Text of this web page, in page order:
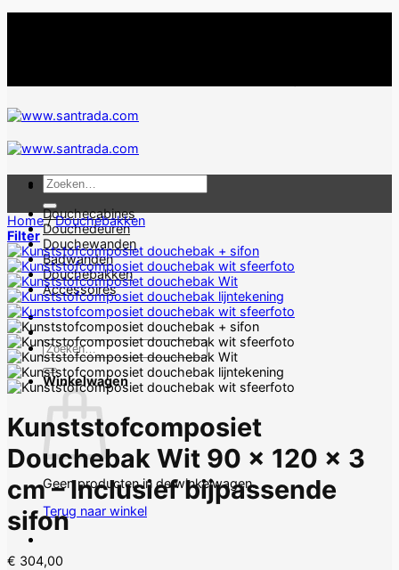
Douchecabines
Douchedeuren
Douchewanden
Badwanden
Douchebakken
Accessoires
Zoeken
naar:
Winkelwagen
Geen producten in de winkelwagen.
Terug naar winkel
Zoeken
naar:
Home / Douchebakken
Filter
Kunststofcomposiet
Douchebak Wit 90 x 120 x 3
cm – Inclusief bijpassende
sifon
€ 304,00